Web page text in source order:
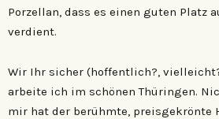
Porzellan, dass es einen guten Platz
verdient.
Wir Ihr sicher (hoffentlich?,
arbeite ich im schönen Thüringen.
mir hat der berühmte, preisgekrönte